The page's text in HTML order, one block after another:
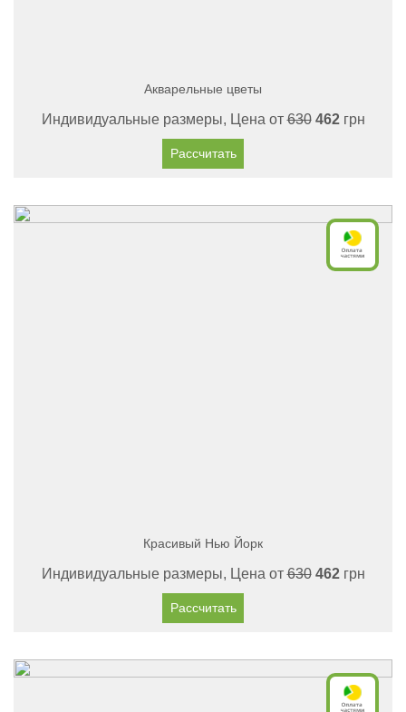
Акварельные цветы
Индивидуальные размеры, Цена от630 462грн
Рассчитать
Красивый Нью Йорк
Индивидуальные размеры, Цена от630 462грн
Рассчитать